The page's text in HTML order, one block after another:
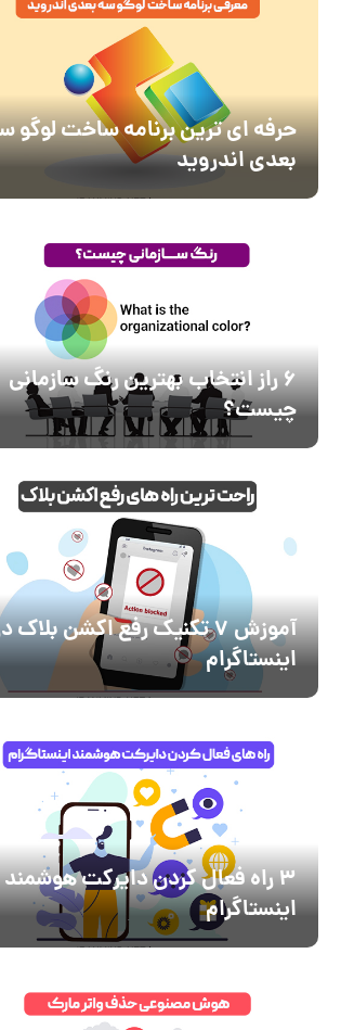
حرفه ای ترین برنامه ساخت لوگو
بعدی اندروید
6 راز انتخاب بهترین رنگ سازمانی
چیست؟
آموزش 7 تکنیک رفع اکشن بلاک
اینستاگرام
3 راه فعال کردن دایرکت هوشمند
اینستاگرام